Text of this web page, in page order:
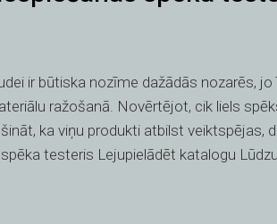
ir būtiska nozīme dažādās nozarēs,
ražošanā. Novērtējot, cik liels
ka viņu produkti atbilst veiktspējas,
testeris Lejupielādēt katalogu